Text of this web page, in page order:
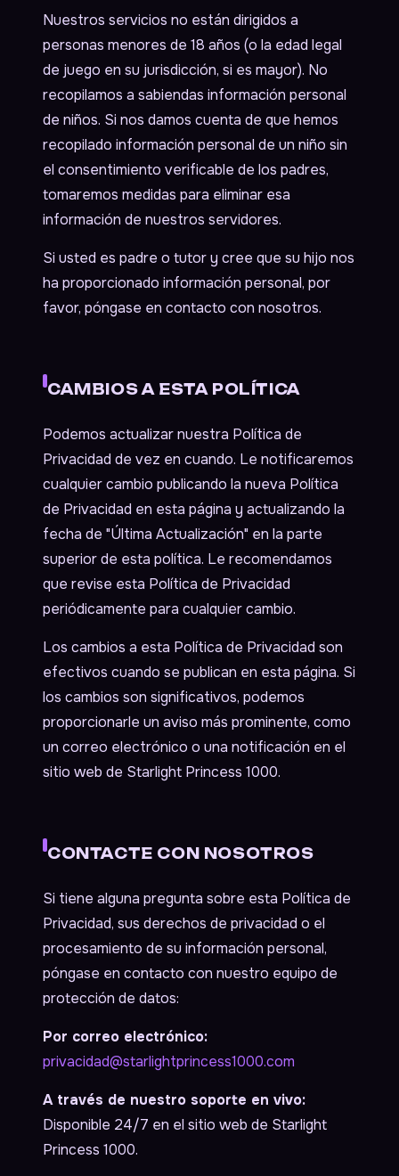
Nuestros servicios no están dirigidos a
personas menores de 18 años (o la edad legal
de juego en su jurisdicción, si es mayor). No
recopilamos a sabiendas información personal
de niños. Si nos damos cuenta de que hemos
recopilado información personal de un niño sin
el consentimiento verificable de los padres,
tomaremos medidas para eliminar esa
información de nuestros servidores.
Si usted es padre o tutor y cree que su hijo nos
ha proporcionado información personal, por
favor, póngase en contacto con nosotros.
CAMBIOS A ESTA POLÍTICA
Podemos actualizar nuestra Política de
Privacidad de vez en cuando. Le notificaremos
cualquier cambio publicando la nueva Política
de Privacidad en esta página y actualizando la
fecha de "Última Actualización" en la parte
superior de esta política. Le recomendamos
que revise esta Política de Privacidad
periódicamente para cualquier cambio.
Los cambios a esta Política de Privacidad son
efectivos cuando se publican en esta página. Si
los cambios son significativos, podemos
proporcionarle un aviso más prominente, como
un correo electrónico o una notificación en el
sitio web de Starlight Princess 1000.
CONTACTE CON NOSOTROS
Si tiene alguna pregunta sobre esta Política de
Privacidad, sus derechos de privacidad o el
procesamiento de su información personal,
póngase en contacto con nuestro equipo de
protección de datos:
Por correo electrónico:
privacidad@starlightprincess1000.com
A través de nuestro soporte en vivo:
Disponible 24/7 en el sitio web de Starlight
Princess 1000.